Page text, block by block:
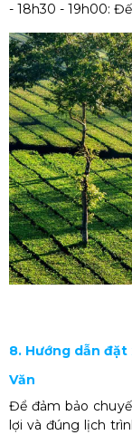
- 18h30 - 19h00:
8. Hướng dẫn
Văn
Để đảm bảo
lợi và đúng lịch